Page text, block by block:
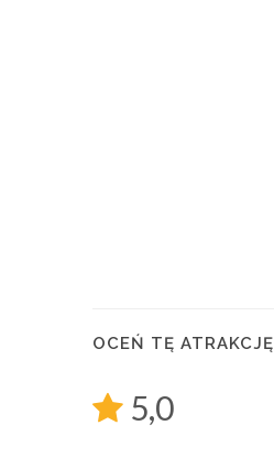
OCEŃ TĘ ATRAKCJĘ
5,0